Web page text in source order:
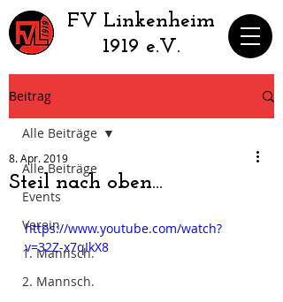
​FV Linkenheim
1919 e.V.
Beitrag
Alle Beiträge
Events
Verein
1. Mannsch.
2. Mannsch.
Alle Beiträge
Steil nach oben...
8. Apr. 2019
https://www.youtube.com/watch?
v=32Z-x7qIkX8